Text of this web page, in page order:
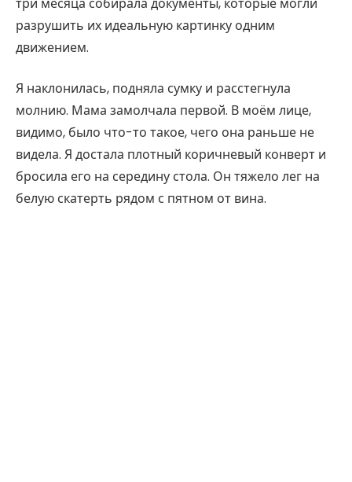
разрушить их идеальную картинку одним
движением.
Я наклонилась, подняла сумку и расстегнула
молнию. Мама замолчала первой. В моём лице,
видимо, было что-то такое, чего она раньше не
видела. Я достала плотный коричневый конверт и
бросила его на середину стола. Он тяжело лег на
белую скатерть рядом с пятном от вина.